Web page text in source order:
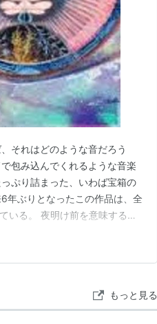
それはどのような音だろう
包み込んでくれるような音楽
ぷり詰まった、いわば宝箱の
年ぶりとなったこの作品は、全
いる。 夜明け前を意味するプ
また曲調の幅も広がってい
もっと見る